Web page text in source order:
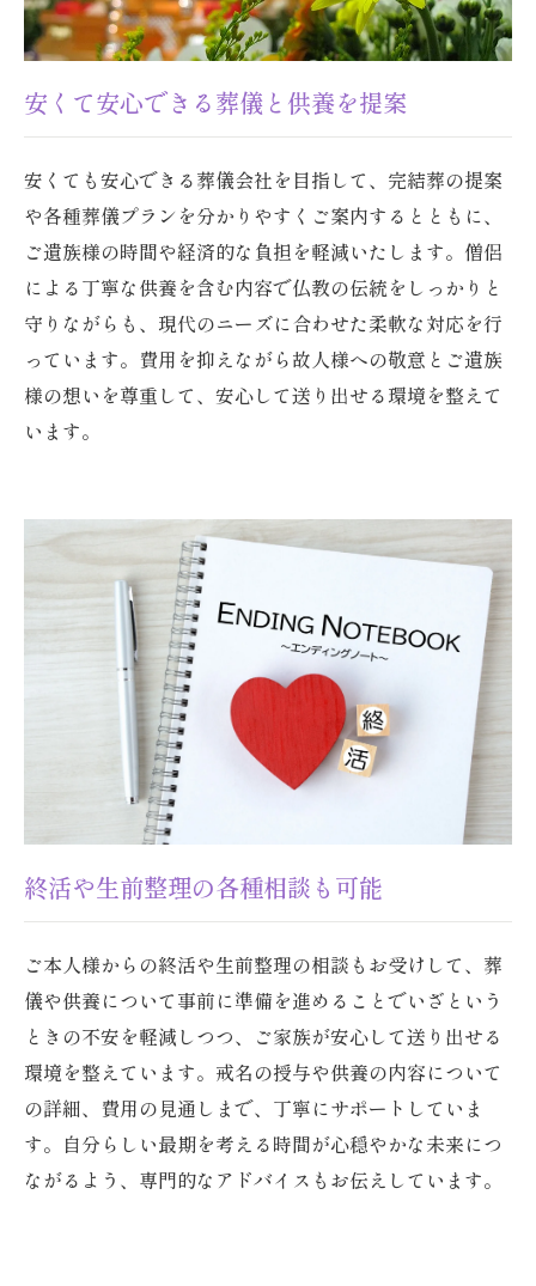
安くて安心できる葬儀と供養を提案
安くても安心できる葬儀会社を目指して、完結葬の提案
や各種葬儀プランを分かりやすくご案内するとともに、
ご遺族様の時間や経済的な負担を軽減いたします。僧侶
による丁寧な供養を含む内容で仏教の伝統をしっかりと
守りながらも、現代のニーズに合わせた柔軟な対応を行
っています。費用を抑えながら故人様への敬意とご遺族
様の想いを尊重して、安心して送り出せる環境を整えて
います。
終活や生前整理の各種相談も可能
ご本人様からの終活や生前整理の相談もお受けして、葬
儀や供養について事前に準備を進めることでいざという
ときの不安を軽減しつつ、ご家族が安心して送り出せる
環境を整えています。戒名の授与や供養の内容について
の詳細、費用の見通しまで、丁寧にサポートしていま
す。自分らしい最期を考える時間が心穏やかな未来につ
ながるよう、専門的なアドバイスもお伝えしています。